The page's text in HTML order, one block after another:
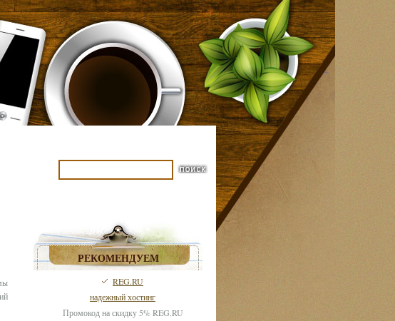
РЕКОМЕНДУЕМ
REG.RU
надежный хостинг
Промокод на скидку 5% REG.RU